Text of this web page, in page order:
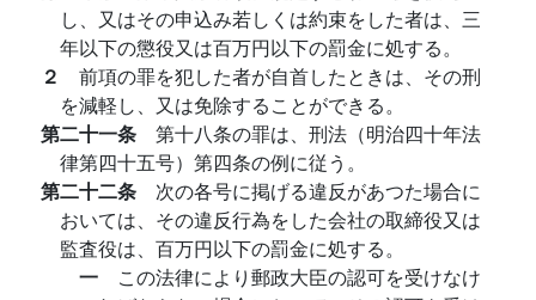
し、又はその申込み若しくは約束をした者は、三
年以下の懲役又は百万円以下の罰金に処する。
２ 前項の罪を犯した者が自首したときは、その刑
を減軽し、又は免除することができる。
第二十一条 第十八条の罪は、刑法（明治四十年法
律第四十五号）第四条の例に従う。
第二十二条 次の各号に掲げる違反があつた場合に
おいては、その違反行為をした会社の取締役又は
監査役は、百万円以下の罰金に処する。
一 この法律により郵政大臣の認可を受けなけ